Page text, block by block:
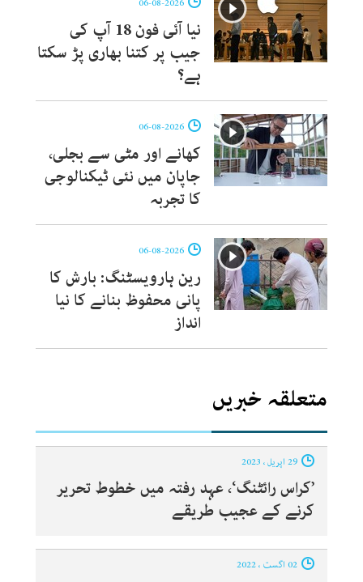
نیا آئی فون 18 آپ کی
جیب پر کتنا بھاری پڑ سکتا
ہے؟
کھانے اور مٹی سے بجلی،
جاپان میں نئی ٹیکنالوجی
کا تجربہ
رین ہارویسٹنگ: بارش کا
پانی محفوظ بنانے کا نیا
انداز
متعلقہ خبریں
’کراس رائٹنگ‘، عہد رفتہ میں خطوط تحریر
کرنے کے عجیب طریقے